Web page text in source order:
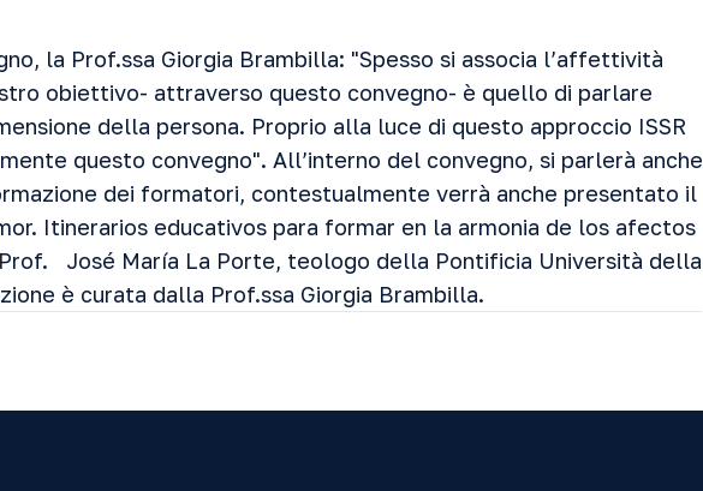
la Prof.ssa Giorgia Brambilla: "Spesso si associa l’affettività
obiettivo- attraverso questo convegno- è quello di parlare
della persona. Proprio alla luce di questo approccio ISSR
questo convegno". All’interno del convegno, si parlerà anche
dei formatori, contestualmente verrà anche presentato il
Itinerarios educativos para formar en la armonia de los afectos
José María La Porte, teologo della Pontificia Università della
è curata dalla Prof.ssa Giorgia Brambilla.